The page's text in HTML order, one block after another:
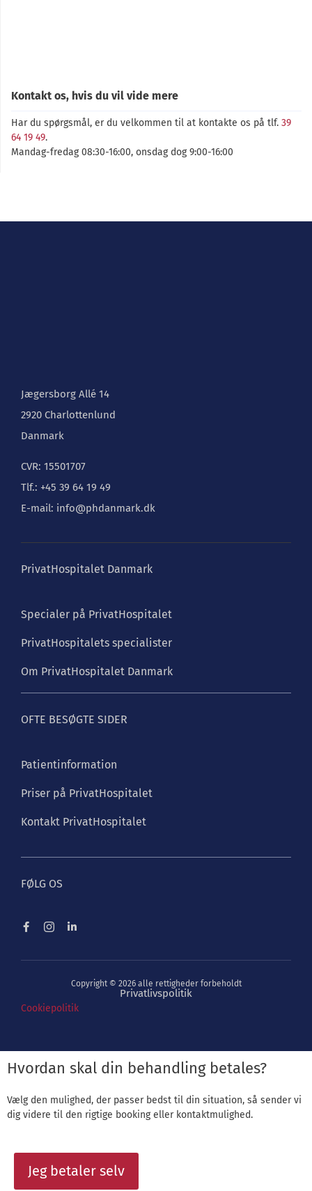
Kontakt os, hvis du vil vide mere
Har du spørgsmål, er du velkommen til at kontakte os på tlf. 39
64 19 49.
Mandag-fredag 08:30-16:00, onsdag dog 9:00-16:00
Jægersborg Allé 14
2920 Charlottenlund
Danmark
CVR: 15501707
Tlf.: +45 39 64 19 49
E-mail: info@phdanmark.dk
PrivatHospitalet Danmark
Specialer på PrivatHospitalet
PrivatHospitalets specialister
Om PrivatHospitalet Danmark
OFTE BESØGTE SIDER
Patientinformation
Priser på PrivatHospitalet
Kontakt PrivatHospitalet
FØLG OS
Copyright © 2026 alle rettigheder forbeholdt
Privatlivspolitik
Cookiepolitik
Hvordan skal din behandling betales?
Vælg den mulighed, der passer bedst til din situation, så sender vi
dig videre til den rigtige booking eller kontaktmulighed.
Jeg betaler selv